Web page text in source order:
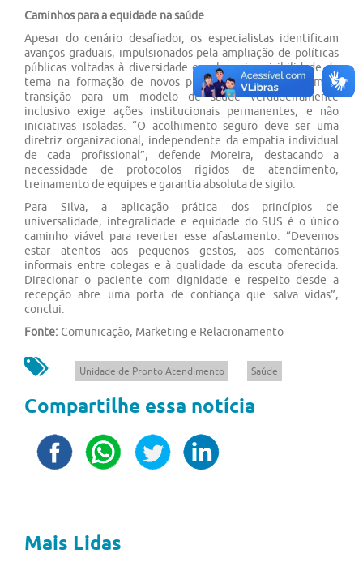
Caminhos para a equidade na saúde
Apesar do cenário desafiador, os especialistas identificam
avanços graduais, impulsionados pela ampliação de políticas
públicas voltadas à diversidade e pela maior visibilidade do
tema na formação de novos profissionais. Ainda assim, a
transição para um modelo de saúde verdadeiramente
inclusivo exige ações institucionais permanentes, e não
iniciativas isoladas. “O acolhimento seguro deve ser uma
diretriz organizacional, independente da empatia individual
de cada profissional”, defende Moreira, destacando a
necessidade de protocolos rígidos de atendimento,
treinamento de equipes e garantia absoluta de sigilo.
Para Silva, a aplicação prática dos princípios de
universalidade, integralidade e equidade do SUS é o único
caminho viável para reverter esse afastamento. “Devemos
estar atentos aos pequenos gestos, aos comentários
informais entre colegas e à qualidade da escuta oferecida.
Direcionar o paciente com dignidade e respeito desde a
recepção abre uma porta de confiança que salva vidas”,
conclui.
Fonte: Comunicação, Marketing e Relacionamento
Unidade de Pronto Atendimento Saúde
Compartilhe essa notícia
Mais Lidas